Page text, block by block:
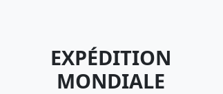
EXPÉDITION
MONDIALE